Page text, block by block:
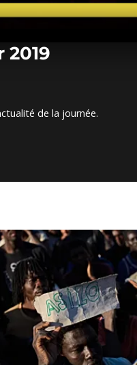
de la journée.